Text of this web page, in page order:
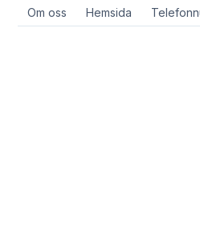
Om oss Hemsida